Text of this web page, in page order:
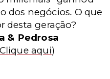
dos negócios. O que
desta geração?
& Pedrosa
Clique aqui)